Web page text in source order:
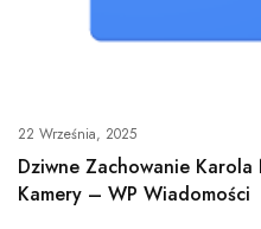
22 Września, 2025
Dziwne Zachowanie
Kamery – WP Wiadomości